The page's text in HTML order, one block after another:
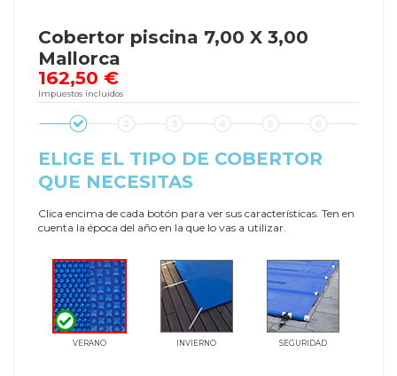
Cobertor piscina 7,00 X 3,00
Mallorca
162,50 €
Impuestos incluidos
ELIGE EL TIPO DE COBERTOR
QUE NECESITAS
Clica encima de cada botón para ver sus características. Ten en
cuenta la época del año en la que lo vas a utilizar.
VERANO INVIERNO SEGURIDAD